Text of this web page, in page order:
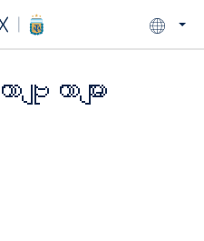
ျူဟာများ